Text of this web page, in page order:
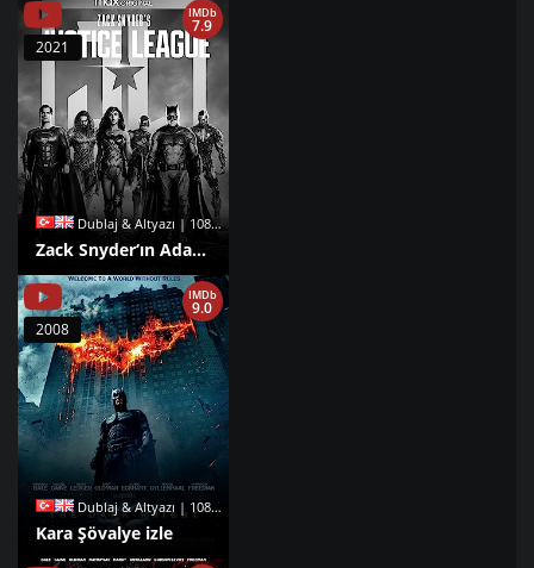
Dublaj & Altyazı | 1080p |
Zack Snyder‘ın Adalet Birliği izle
IMDb
7.9
2021
Dublaj & Altyazı | 1080p |
Kara Şövalye izle
IMDb
9.0
2008